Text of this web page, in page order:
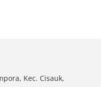
Kec. Cisauk,